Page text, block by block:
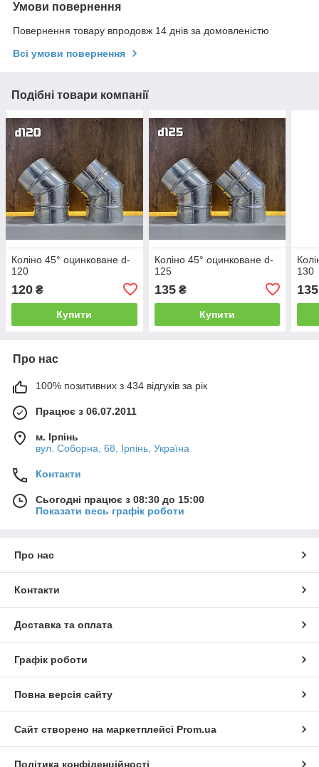
Умови повернення
Повернення товару впродовж 14 днів за домовленістю
Всі умови повернення
Подібні товари компанії
Коліно 45° оцинковане d-
120
120 ₴
Купити
Коліно 45° оцинковане d-
125
135₴
Купити
130
135
Про нас
100% позитивних з 434 відгуків за рік
Працює з 06.07.2011
м. Ірпінь
вул. Соборна, 68, Ірпінь, Україна
Контакти
Сьогодні працює з 08:30 до 15:00
Показати весь графік роботи
Про нас
Контакти
Доставка та оплата
Графік роботи
Повна версія сайту
Сайт створено на маркетплейсі Prom.ua
Політика конфіденційності